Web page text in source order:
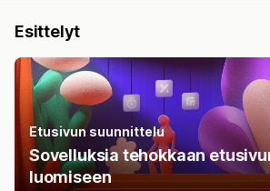
Esittelyt
Etusivun suunnittelu
Sovelluksia tehokkaan
luomiseen